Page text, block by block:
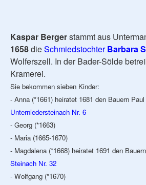
Kaspar Bergerstammt aus
1658dieSchmiedstochterBarbara
Wolferszell. In der Bader-Sölde
Kramerei.
Sie bekommen sieben Kinder:
- Anna (*1661) heiratet 1681 den Bauern
Unterniedersteinach Nr. 6
- Georg (*1663)
- Maria (1665-1670)
- Magdalena (*1668) heiratet 1691 den
Steinach Nr. 32
- Wolfgang (*1670)